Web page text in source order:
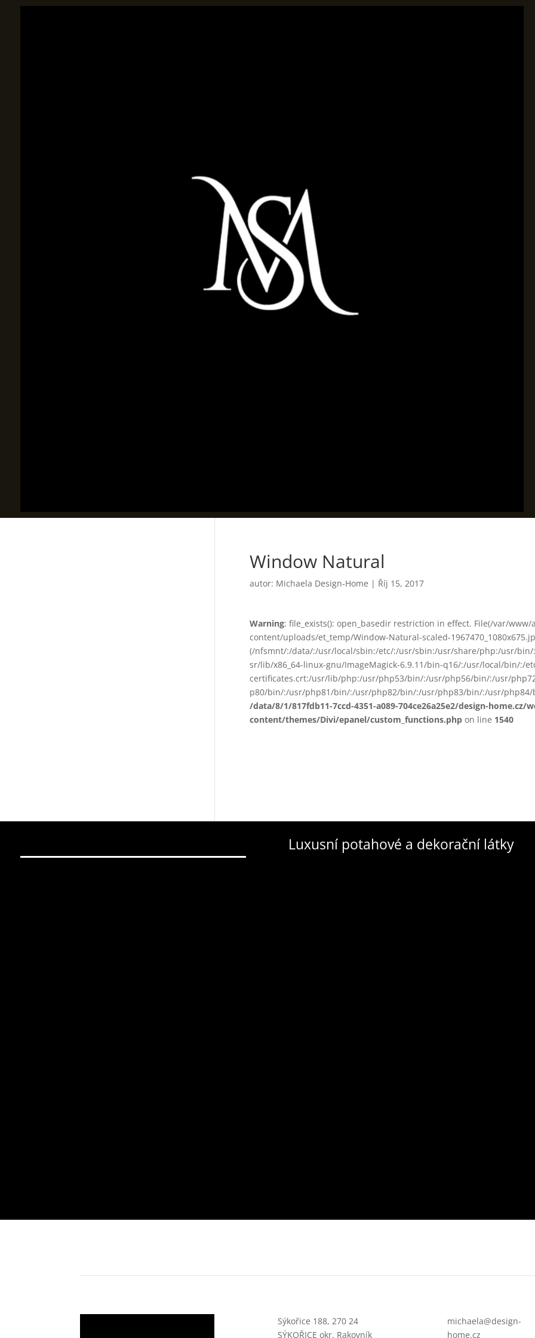
Window Natural
autor: Michaela Design-Home | Říj 15, 2017
Warning: file_exists(): open_basedir restriction in effect. File(/var/
content/uploads/et_temp/Window-Natural-scaled-
(/nfsmnt/:/data/:/usr/local/sbin:/etc/:/usr/sbin:/usr/share/php:/usr/
sr/lib/x86_64-linux-gnu/ImageMagick-6.9.11/bin-q16/:/usr/local/bin/:/
certificates.crt:/usr/lib/php:/usr/php53/bin/:/usr/php56/bin/:/usr/
p80/bin/:/usr/php81/bin/:/usr/php82/bin/:/usr/php83/bin/:/usr/
/data/8/1/817fdb11-7ccd-4351-a089-704ce26a25e2/design-home.cz/
content/themes/Divi/epanel/custom_functions.phpon line 1540
Luxusní potahové a dekorační látky
Sýkořice 188, 270 24
SÝKOŘICE okr. Rakovník
michaela@design-
home.cz